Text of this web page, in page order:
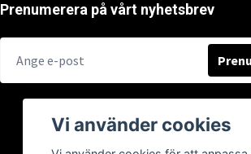
Prenumerera på vårt nyhetsbrev
Vi använder cookies